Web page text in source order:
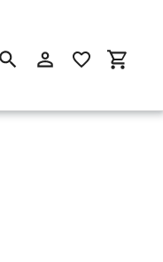
SuchenEinloggen